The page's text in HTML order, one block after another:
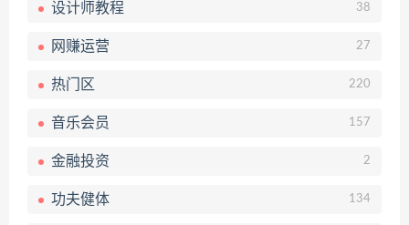
设计师教程 38
网赚运营 27
热门区 220
音乐会员 157
金融投资 2
功夫健体 134